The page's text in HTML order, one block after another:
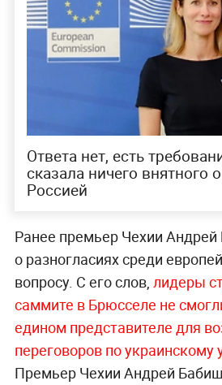
Ответа нет, есть
сказала ничего внятного
Россией
Ранее премьер Чехии
о разногласиях среди
вопросу. С его слов, лидеры
саммите в Брюсселе не
едином представителе для
переговоров по украинскому
Премьер Чехии Андрей